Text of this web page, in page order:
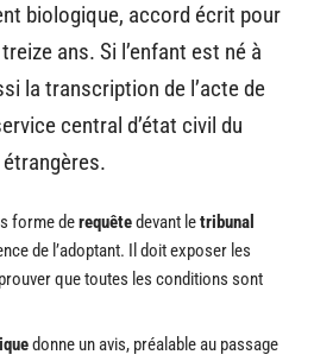
biologique, accord écrit pour
ans. Si l’enfant est né à
la transcription de l’acte de
central d’état civil du
forme derequêtedevant letribunal
de l’adoptant. Il doit exposer les
que toutes les conditions sont
donne un avis, préalable au passage